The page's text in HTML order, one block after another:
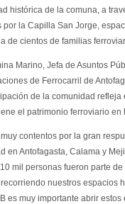
histórica de la comuna, a
por la Capilla San Jorge,
de cientos de familias
Marino, Jefa de Asuntos
de Ferrocarril de
de la comunidad refleja
el patrimonio ferroviario en
muy contentos por la gran
en Antofagasta, Calama y
mil personas fueron parte de
nuestros espacios
es muy importante abrir estos